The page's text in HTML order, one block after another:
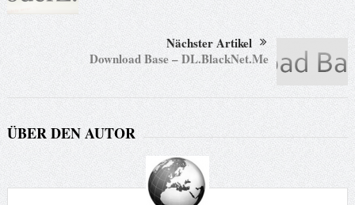
Nächster Artikel
Download Base – DL.BlackNet.Me
ÜBER DEN AUTOR